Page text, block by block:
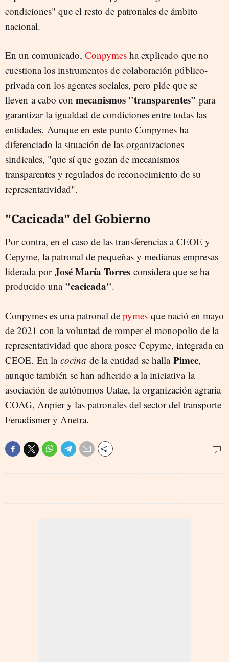
condiciones" que el resto de patronales de ámbito
nacional.
En un comunicado, Conpymes ha explicado que no
cuestiona los instrumentos de colaboración público-
privada con los agentes sociales, pero pide que se
lleven a cabo con mecanismos "transparentes" para
garantizar la igualdad de condiciones entre todas las
entidades. Aunque en este punto Conpymes ha
diferenciado la situación de las organizaciones
sindicales, "que sí que gozan de mecanismos
transparentes y regulados de reconocimiento de su
representatividad".
"Cacicada" del Gobierno
Por contra, en el caso de las transferencias a CEOE y
Cepyme, la patronal de pequeñas y medianas empresas
liderada por José María Torres considera que se ha
producido una "cacicada".
Conpymes es una patronal de pymes que nació en mayo
de 2021 con la voluntad de romper el monopolio de la
representatividad que ahora posee Cepyme, integrada en
CEOE. En la cocina de la entidad se halla Pimec,
aunque también se han adherido a la iniciativa la
asociación de autónomos Uatae, la organización agraria
COAG, Anpier y las patronales del sector del transporte
Fenadismer y Anetra.